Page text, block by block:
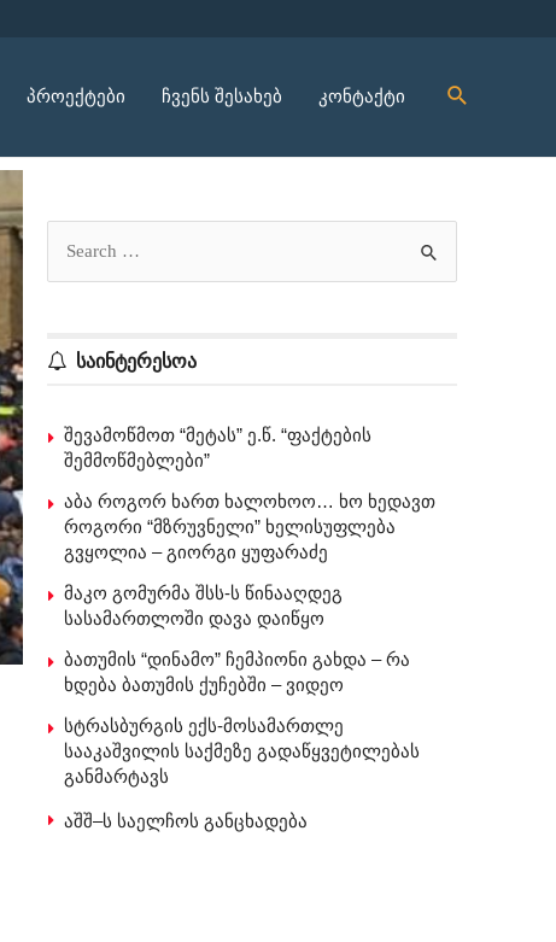
პროექტები ჩვენს შესახებ კონტაქტი
საინტერესოა
შევამოწმოთ “მეტას” ე.წ. “ფაქტების
შემმოწმებლები”
აბა როგორ ხართ ხალოხოო… ხო ხედავთ
როგორი “მზრუვნელი” ხელისუფლება
გვყოლია – გიორგი ყუფარაძე
მაკო გომურმა შსს-ს წინააღდეგ
სასამართლოში დავა დაიწყო
ბათუმის “დინამო” ჩემპიონი გახდა – რა
ხდება ბათუმის ქუჩებში – ვიდეო
სტრასბურგის ექს-მოსამართლე
სააკაშვილის საქმეზე გადაწყვეტილებას
განმარტავს
აშშ–ს საელჩოს განცხადება